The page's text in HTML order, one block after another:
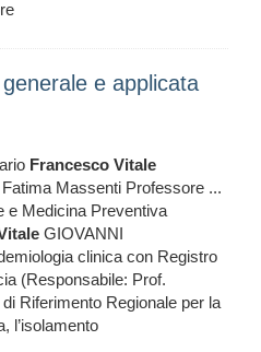
e applicata
Francesco Vitale
Massenti Professore ...
e Medicina Preventiva
GIOVANNI
clinica con Registro
(Responsabile: Prof.
Riferimento Regionale per la
l’isolamento